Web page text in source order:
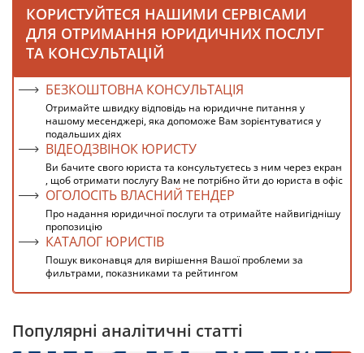
КОРИСТУЙТЕСЯ НАШИМИ СЕРВІСАМИ
ДЛЯ ОТРИМАННЯ ЮРИДИЧНИХ ПОСЛУГ
ТА КОНСУЛЬТАЦІЙ
БЕЗКОШТОВНА КОНСУЛЬТАЦІЯ
Отримайте швидку відповідь на юридичне питання у
нашому месенджері, яка допоможе Вам зорієнтуватися у
подальших діях
ВІДЕОДЗВІНОК ЮРИСТУ
Ви бачите свого юриста та консультуєтесь з ним через екран
, щоб отримати послугу Вам не потрібно йти до юриста в офіс
ОГОЛОСІТЬ ВЛАСНИЙ ТЕНДЕР
Про надання юридичної послуги та отримайте найвигіднішу
пропозицію
КАТАЛОГ ЮРИСТІВ
Пошук виконавця для вирішення Вашої проблеми за
фильтрами, показниками та рейтингом
Популярні аналітичні статті